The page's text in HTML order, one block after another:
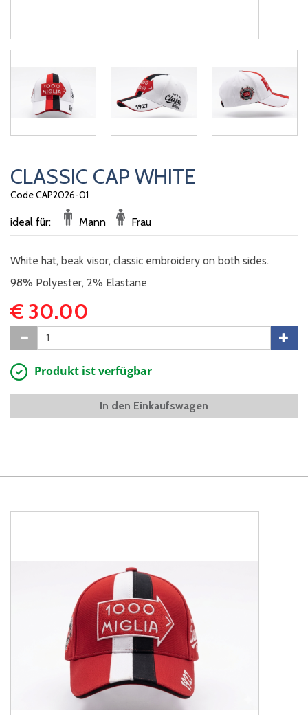
CLASSIC CAP WHITE
Code CAP2026-01
ideal für: Mann Frau
White hat, beak visor, classic embroidery on both sides.
98% Polyester, 2% Elastane
€ 30.00
Produkt ist verfügbar
In den Einkaufswagen